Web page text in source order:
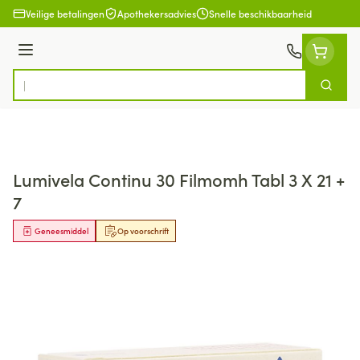
Ga naar de inhoud
Veilige betalingen Apothekersadvies Snelle beschikbaarheid
Menu
Product, merk, categorie...
Zoek
Lumivela Continu 30 Filmomh Tabl 3 X 21 +
7
Op voorschrift
Geneesmiddel